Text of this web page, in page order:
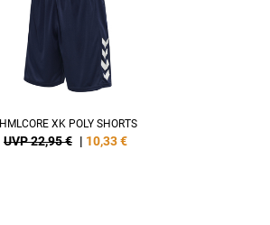
HMLCORE XK POLY SHORTS
UVP 22,95 € | 10,33€